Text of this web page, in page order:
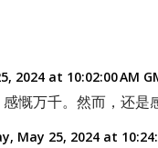
2024 at 10:02:00 AM
慨万千。然而，还是
May 25, 2024 at